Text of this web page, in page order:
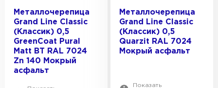
Металлочерепица
Grand Line Classic
(Классик) 0,5
GreenCoat Pural
Matt BT RAL 7024
Zn 140 Мокрый
асфальт
Металлочерепица
Grand Line Classic
(Классик) 0,5
Quarzit RAL 7024
Мокрый асфальт
Показать